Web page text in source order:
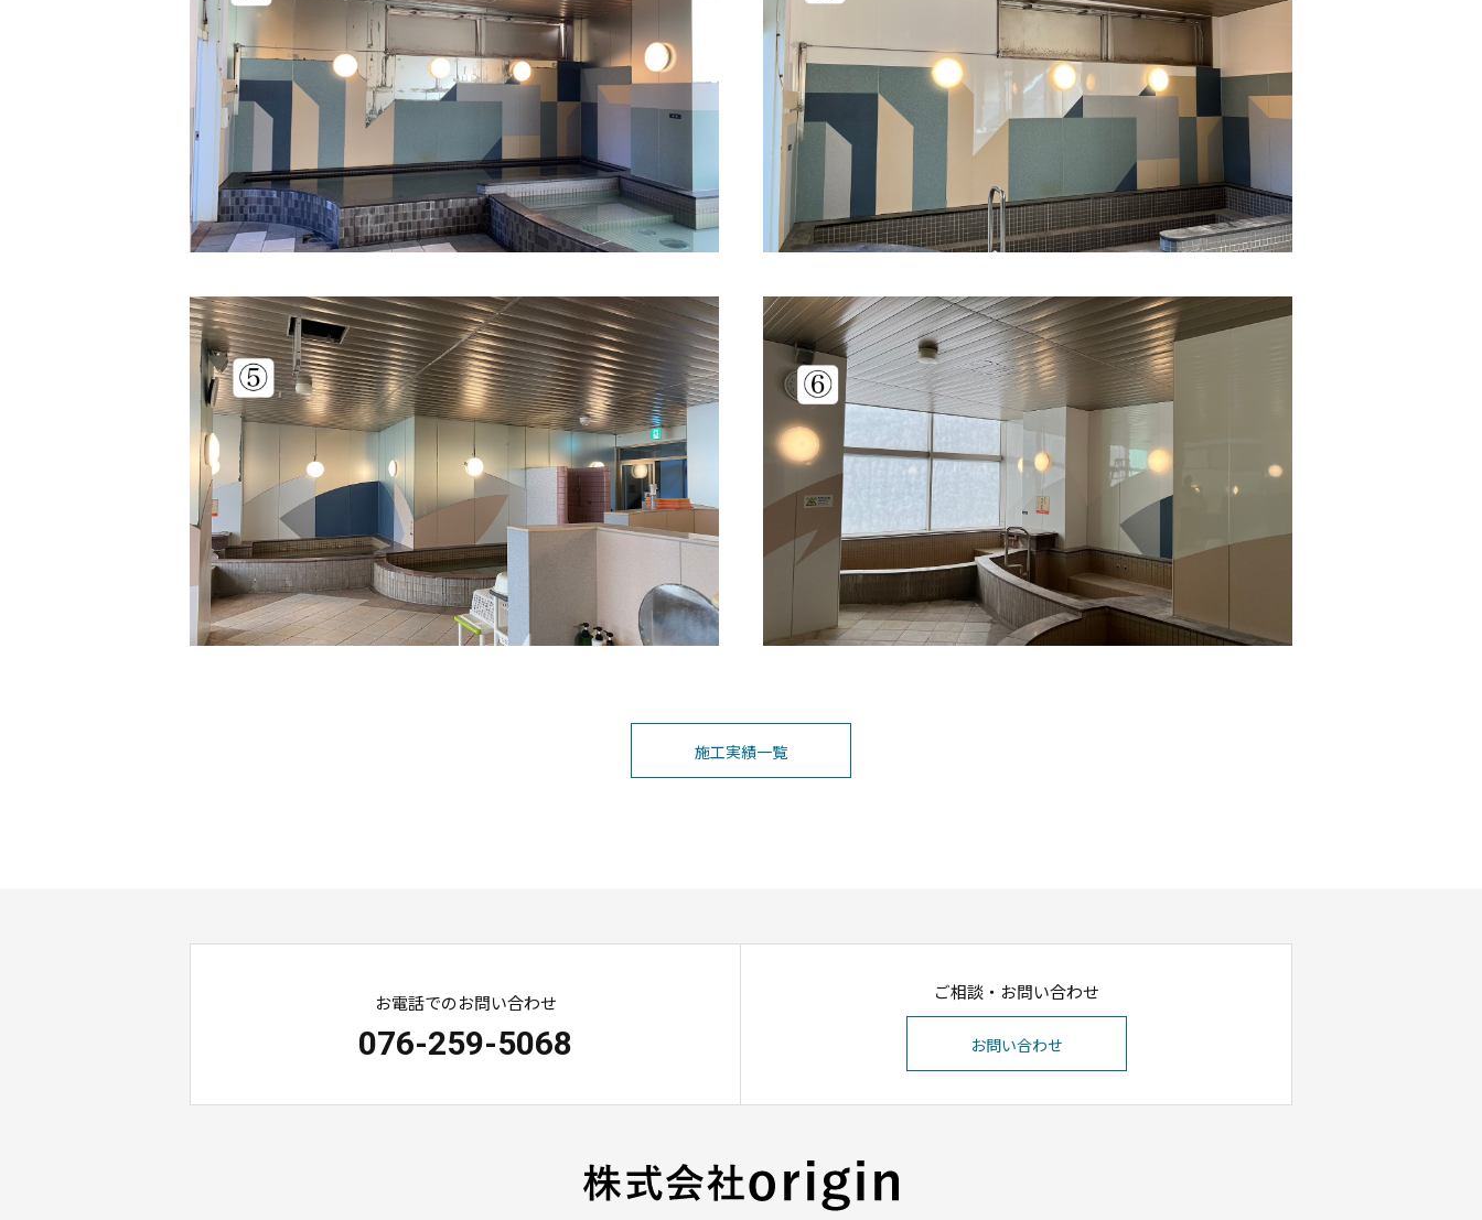
施工実績一覧
お電話でのお問い合わせ
076-259-5068
ご相談・お問い合わせ
お問い合わせ